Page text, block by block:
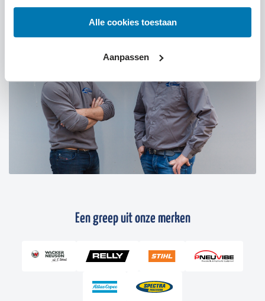
Alle cookies toestaan
Aanpassen
Een greep uit onze merken